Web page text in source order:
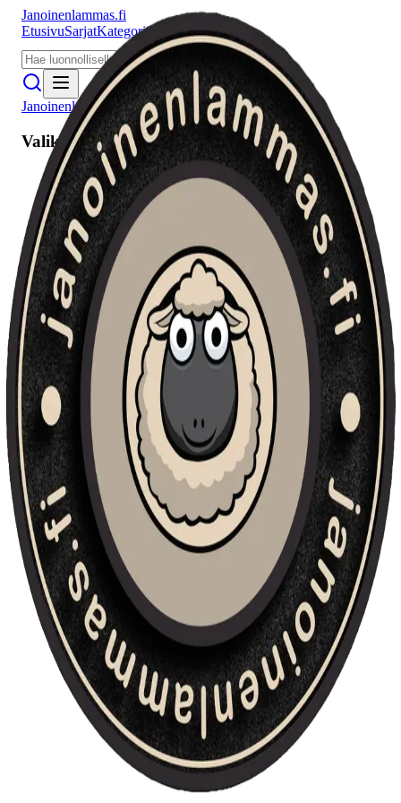
Janoinenlammas.fi
EtusivuSarjatKategoriat PuhujatMeistä
Janoinenlammas.fi
Valikko
Etusivu
Sarjat
Kategoriat
Puhujat
Haku
Tietosuojaseloste
Seuraa meitä
Facebook Instagram
YouTube
© 2026 Janoinenlammas.fi. Kaikki oikeudet pidätetään.